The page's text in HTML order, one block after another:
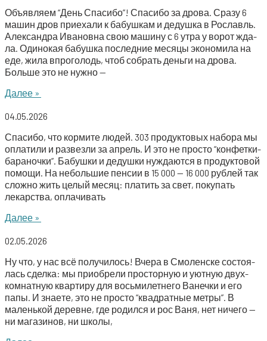
Объ­яв­ля­ем “День Спа­си­бо”! Спа­си­бо за дро­ва. Сра­зу 6
машин дров при­е­ха­ли к бабуш­кам и дедуш­ка в Рос­лавль.
Алек­сандра Ива­нов­на свою маши­ну с 6 утра у ворот жда­
ла. Оди­но­кая бабуш­ка послед­ние меся­цы эко­но­ми­ла на
еде, жила впро­го­лодь, чтоб собрать день­ги на дро­ва.
Боль­ше это не нужно —
Далее »
04.05.2026
Спа­си­бо, что кор­ми­те людей. 303 про­дук­то­вых набо­ра мы
опла­ти­ли и раз­вез­ли за апрель. И это не про­сто “кон­­­фет­ки-
бара­­­ноч­ки”. Бабуш­ки и дедуш­ки нуж­да­ют­ся в про­дук­то­вой
помо­щи. На неболь­шие пен­сии в 15 000 — 16 000 руб­лей так
слож­но жить целый месяц: пла­тить за свет, поку­пать
лекар­ства, оплачивать
Далее »
02.05.2026
Ну что, у нас всё полу­чи­лось! Вче­ра в Смо­лен­ске состо­я­
лась сдел­ка: мы при­об­ре­ли про­стор­ную и уют­ную двух­
ком­нат­ную квар­ти­ру для вось­ми­лет­не­го Ванеч­ки и его
папы. И зна­е­те, это не про­сто “квад­рат­ные мет­ры”. В
малень­кой деревне, где родил­ся и рос Ваня, нет ниче­го —
ни мага­зи­нов, ни школы,